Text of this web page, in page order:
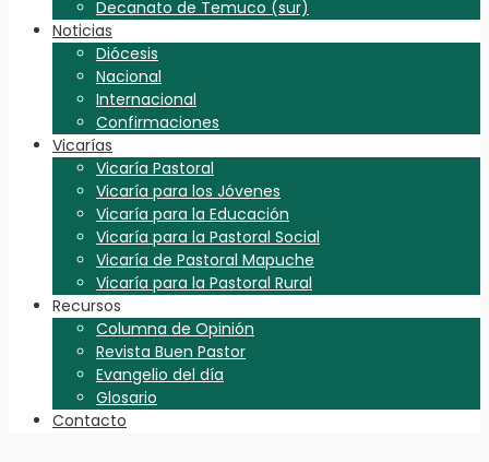
Decanato de Temuco (sur)
Noticias
Diócesis
Nacional
Internacional
Confirmaciones
Vicarías
Vicaría Pastoral
Vicaría para los Jóvenes
Vicaría para la Educación
Vicaría para la Pastoral Social
Vicaría de Pastoral Mapuche
Vicaría para la Pastoral Rural
Recursos
Columna de Opinión
Revista Buen Pastor
Evangelio del día
Glosario
Contacto